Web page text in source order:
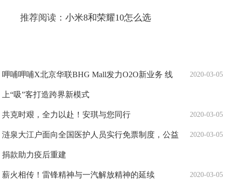
推荐阅读：小米8和荣耀10怎么选
2020-03-05
呷哺呷哺X北京华联BHG Mall发力O2O新业务 线
上“吸”客打造跨界新模式
2020-03-05
共克时艰，全力以赴！安琪与您同行
2020-03-05
涟泉大江户面向全国医护人员实行免票制度，公益
捐款助力疫后重建
2020-03-05
薪火相传！雷锋精神与一汽解放精神的延续